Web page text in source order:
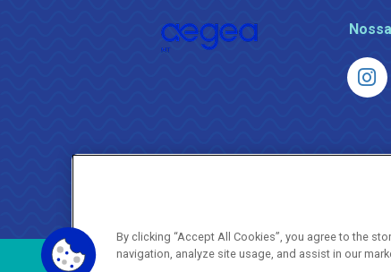
By clicking “Accept All Cookies”, you agree to the
navigation, analyze site usage, and assist in our